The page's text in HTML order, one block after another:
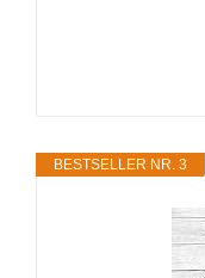
BESTSELLER NR. 3